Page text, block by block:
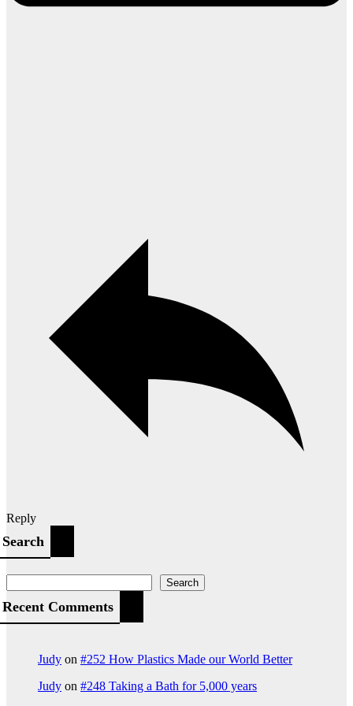
Reply
Search
Search
Recent Comments
Judy on #252 How Plastics Made our World Better
Judy on #248 Taking a Bath for 5,000 years